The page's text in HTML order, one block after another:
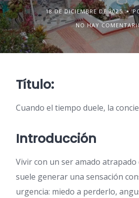
18 DE DICIEMBRE DE 2025
NO HAY
Título:
Cuando el tiempo duele, la
Introducción
Vivir con un ser amado atrapado
suele generar una sensación
urgencia: miedo a perderlo,